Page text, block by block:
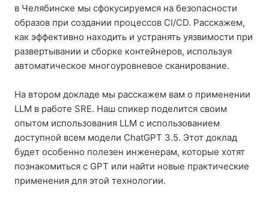
в Челябинске мы сфокусируемся на безопасности
образов при создании процессов CI/CD. Расскажем,
как эффективно находить и устранять уязвимости при
развертывании и сборке контейнеров, используя
автоматическое многоуровневое сканирование.
На втором докладе мы расскажем вам о применении
LLM в работе SRE. Наш спикер поделится своим
опытом использования LLM с использованием
доступной всем модели ChatGPT 3.5. Этот доклад
будет особенно полезен инженерам, которые хотят
познакомиться с GPT или найти новые практические
применения для этой технологии.